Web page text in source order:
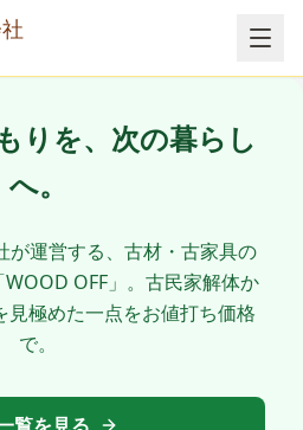
りを、次の暮らし
へ。
が運営する、古材・古家具の
OFF」。古民家解体か
見極めた一点をお値打ち価格
で。